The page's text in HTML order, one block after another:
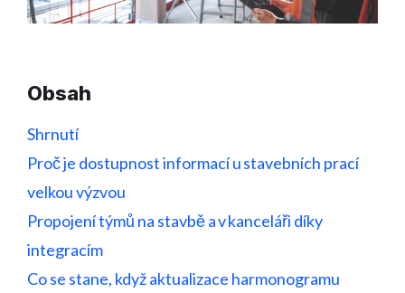
Obsah
Shrnutí
Proč je dostupnost informací u stavebních prací
velkou výzvou
Propojení týmů na stavbě a v kanceláři díky
integracím
Co se stane, když aktualizace harmonogramu